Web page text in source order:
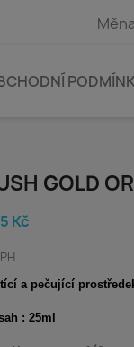
GOLD
Kč
a pečující
: 25ml